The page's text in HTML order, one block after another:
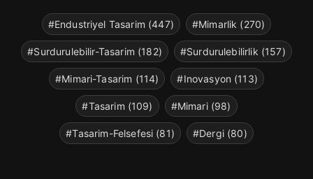
#Endustriyel Tasarim (447) #Mimarlik (270)
#Surdurulebilir-Tasarim (182) #Surdurulebilirlik (157)
#Mimari-Tasarim (114) #Inovasyon (113)
#Tasarim (109) #Mimari (98)
#Tasarim-Felsefesi (81) #Dergi (80)